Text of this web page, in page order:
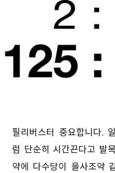
필리버스터 중요합니다.
럼 단순히 시간끈다고 발
약에 다수당이 을사조약